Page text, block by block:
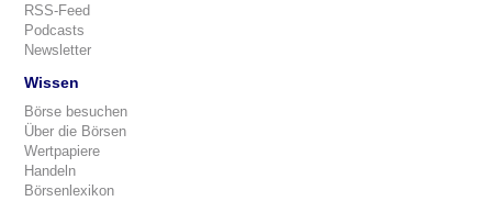
RSS-Feed
Podcasts
Newsletter
Wissen
Börse besuchen
Über die Börsen
Wertpapiere
Handeln
Börsenlexikon